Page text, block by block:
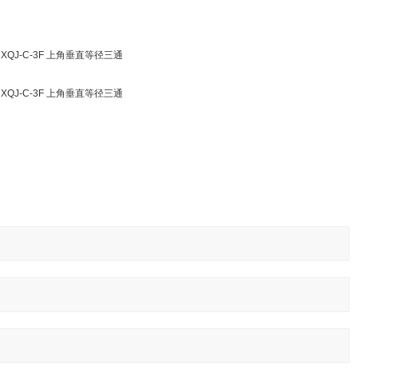
XQJ-C-3F 上角垂直等径三通
XQJ-C-3F 上角垂直等径三通